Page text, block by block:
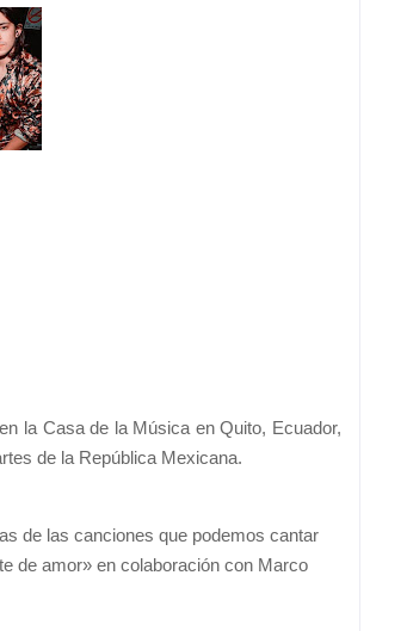
la Casa de la Música en Quito, Ecuador,
de la República Mexicana.
de las canciones que podemos cantar
de amor» en colaboración con Marco